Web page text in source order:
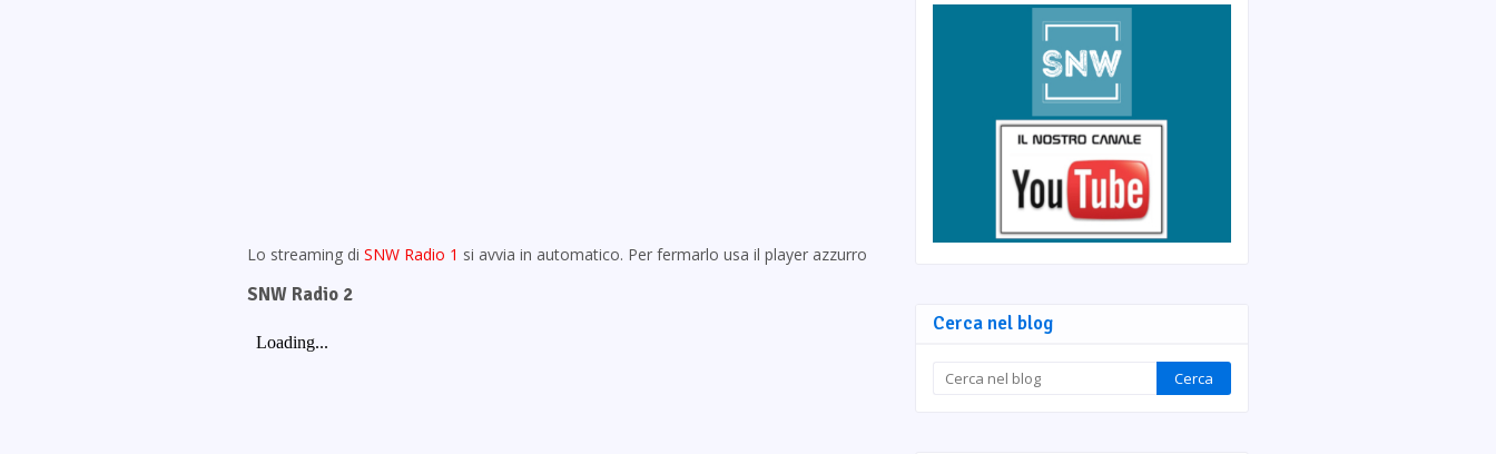
Lo streaming di SNW Radio 1 si avvia in automatico. Per fermarlo usa il player azzurro
SNW Radio 2
Cerca nel blog